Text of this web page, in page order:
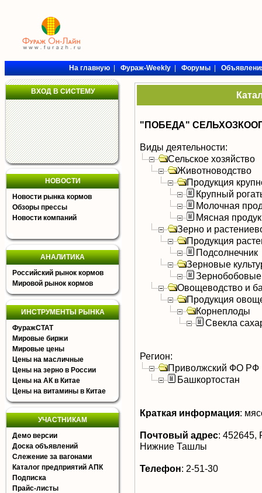
На главную|Фураж-Weekly|Форумы|
ВХОД В СИСТЕМУ
НОВОСТИ
Новости рынка кормов
Обзоры прессы
Новости компаний
АНАЛИТИКА
Российский рынок кормов
Мировой рынок кормов
ИНСТРУМЕНТЫ РЫНКА
ФуражСТАТ
Мировые биржи
Мировые цены
Цены на масличные
Цены на зерно в России
Цены на АК в Китае
Цены на витамины в Китае
УЧАСТНИКАМ
Демо версии
Доска объявлений
Слежение за вагонами
Каталог предприятий АПК
Подписка
Прайс-листы
"ПОБЕДА"
Виды деятельности:
Сельское хозяйство
Животноводство
Продукция
Крупный
Молочная
Мясная
Зерно и
Продукция
Подсолнечник
Зерновые
Зернобобовые
Овощеводство и
Продукция
Корнеплоды
Свекла
Регион:
Приволжский ФО РФ
Башкортостан
Краткая информация:
Почтовый адрес: 452645,
Нижние Ташлы
Телефон: 2-51-30